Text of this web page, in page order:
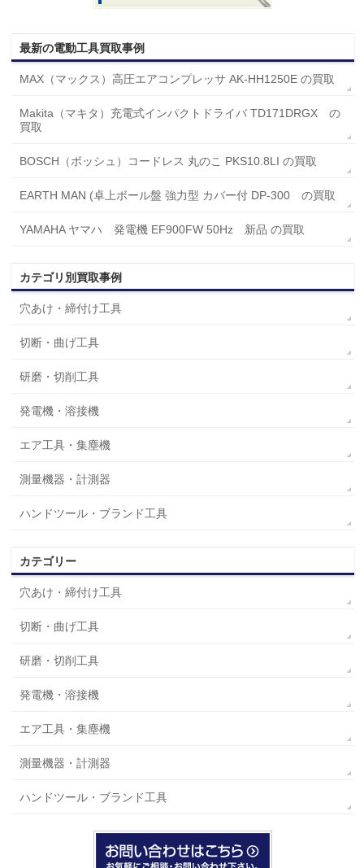
最新の電動工具買取事例
MAX（マックス）高圧エアコンプレッサ AK-HH1250E の買取
Makita（マキタ）充電式インパクトドライバ TD171DRGX の
買取
BOSCH（ボッシュ）コードレス 丸のこ PKS10.8LI の買取
EARTH MAN (卓上ボール盤 強力型 カバー付 DP-300 の買取
YAMAHA ヤマハ 発電機 EF900FW 50Hz 新品 の買取
カテゴリ別買取事例
穴あけ・締付け工具
切断・曲げ工具
研磨・切削工具
発電機・溶接機
エア工具・集塵機
測量機器・計測器
ハンドツール・ブランド工具
カテゴリー
穴あけ・締付け工具
切断・曲げ工具
研磨・切削工具
発電機・溶接機
エア工具・集塵機
測量機器・計測器
ハンドツール・ブランド工具